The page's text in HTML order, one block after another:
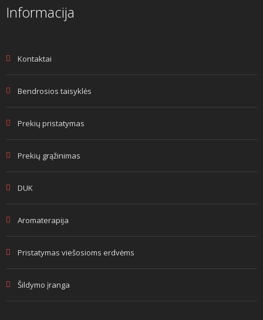
Informacija
Kontaktai
Bendrosios taisyklės
Prekių pristatymas
Prekių grąžinimas
DUK
Aromaterapija
Pristatymas viešosioms erdvėms
Šildymo įranga